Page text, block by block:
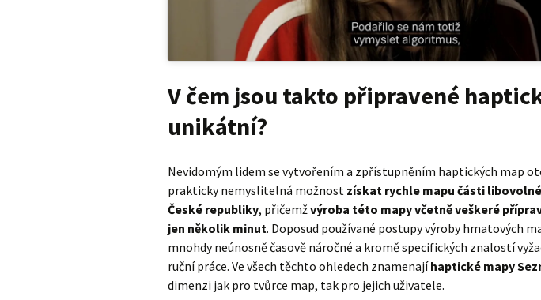
V čem jsou takto připravené
unikátní?
Nevidomým lidem se vytvořením a zpřístupněním haptických map
prakticky nemyslitelná možnost získat rychle mapu části
České republiky, přičemžvýroba této mapy včetně veškeré
jen několik minut. Doposud používané postupy výroby hmatových
mnohdy neúnosně časově náročné a kromě specifických znalostí
ruční práce. Ve všech těchto ohledech znamenajíhaptické mapy
dimenzi jak pro tvůrce map, tak pro jejich uživatele.